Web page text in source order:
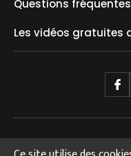
Questions fréquentes
Les vidéos gratuites